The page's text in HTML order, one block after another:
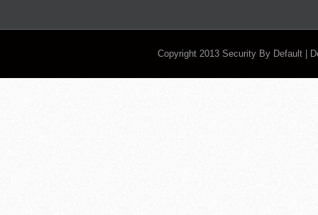
Copyright 2013 Security By Default |